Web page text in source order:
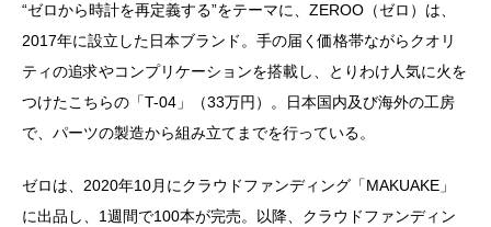
“ゼロから時計を再定義する”をテーマに、ZEROO（ゼロ）は、
2017年に設立した日本ブランド。手の届く価格帯ながらクオリ
ティの追求やコンプリケーションを搭載し、とりわけ人気に火を
つけたこちらの「T-04」（33万円）。日本国内及び海外の工房
で、パーツの製造から組み立てまでを行っている。
ゼロは、2020年10月にクラウドファンディング「MAKUAKE」
に出品し、1週間で100本が完売。以降、クラウドファンディン